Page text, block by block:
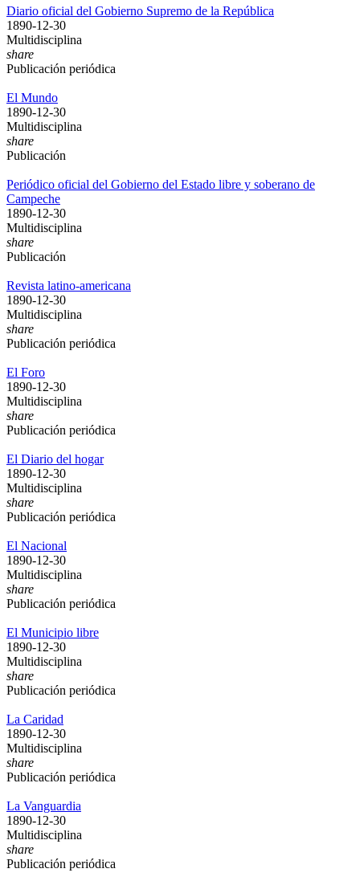
Diario oficial del Gobierno Supremo de la República
1890-12-30
Multidisciplina
share
Publicación periódica
El Mundo
1890-12-30
Multidisciplina
share
Publicación
Periódico oficial del Gobierno del Estado libre y soberano de
Campeche
1890-12-30
Multidisciplina
share
Publicación
Revista latino-americana
1890-12-30
Multidisciplina
share
Publicación periódica
El Foro
1890-12-30
Multidisciplina
share
Publicación periódica
El Diario del hogar
1890-12-30
Multidisciplina
share
Publicación periódica
El Nacional
1890-12-30
Multidisciplina
share
Publicación periódica
El Municipio libre
1890-12-30
Multidisciplina
share
Publicación periódica
La Caridad
1890-12-30
Multidisciplina
share
Publicación periódica
La Vanguardia
1890-12-30
Multidisciplina
share
Publicación periódica